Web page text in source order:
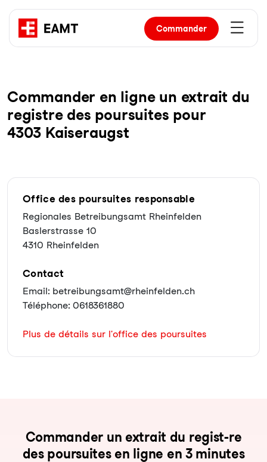
Commander
Com­man­der en li­gne un ex­trait du
re­gist­re des pour­sui­tes pour
4303 Kaiseraugst
Office des poursuites responsable
Regionales Betreibungsamt Rheinfelden
Baslerstrasse 10
4310 Rheinfelden
Contact
Email: betreibungsamt@rheinfelden.ch
Téléphone: 0618361880
Plus de détails sur l'office des poursuites
Com­man­der un ex­trait du re­gist-re
des pour­sui­tes en li­gne en 3 mi­nu­tes